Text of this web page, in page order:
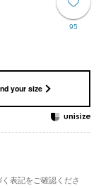
95
your size
表記をご確認くださ